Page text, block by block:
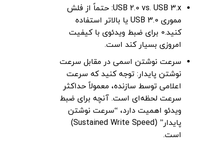
USB 2.0 vs. USB 3.x: حتماً از فلش
مموری USB 3.0 یا بالاتر استفاده
کنید.0 برای ضبط ویدئوی با کیفیت
امروزی بسیار کند است.
سرعت نوشتن اسمی در مقابل سرعت
نوشتن پایدار: توجه کنید که سرعت
اعلامی توسط سازنده، معمولاً حداکثر
سرعت لحظه‌ای است. آنچه برای ضبط
ویدئو اهمیت دارد، “سرعت نوشتن
پایدار” (Sustained Write Speed)
است.